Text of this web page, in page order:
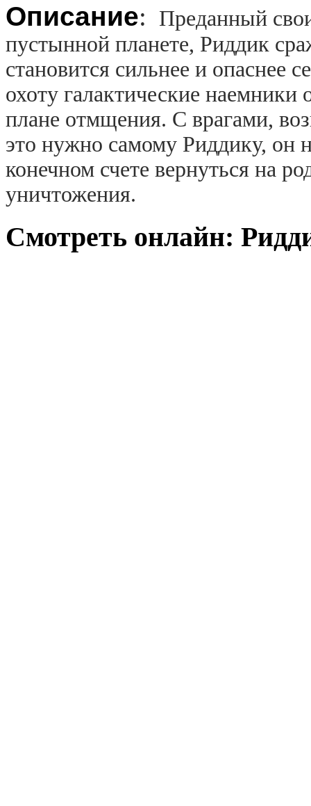
Описание:
Преданный
пустынной планете, Риддик
становится сильнее и опаснее
охоту галактические
плане отмщения. С врагами,
это нужно самому Риддику, он
конечном счете вернуться на
уничтожения.
Смотреть онлайн: